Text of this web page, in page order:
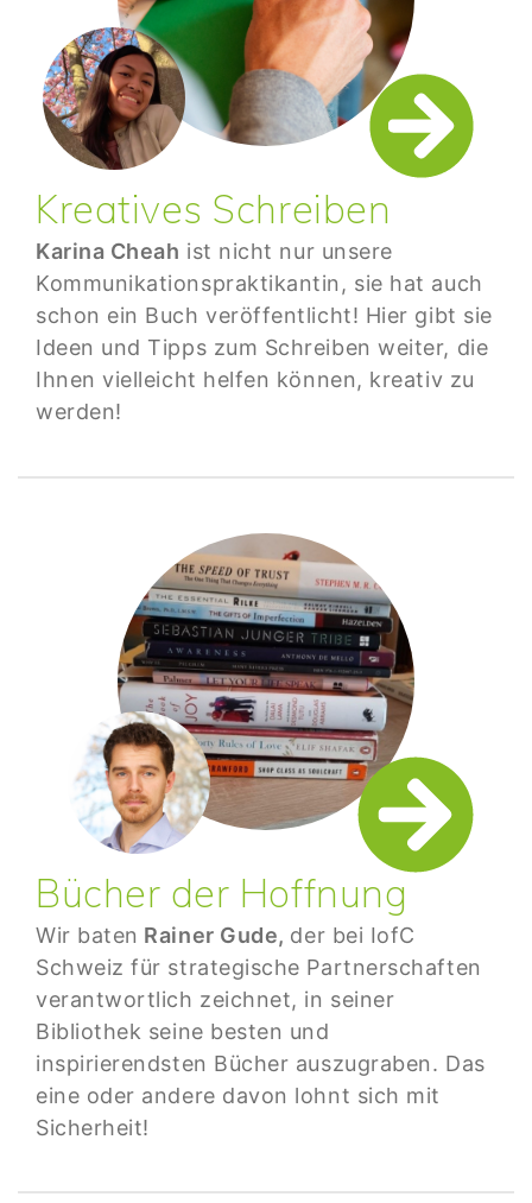
Kreatives Schreiben
Karina Cheah ist nicht nur unsere
Kommunikationspraktikantin, sie hat auch
schon ein Buch veröffentlicht! Hier gibt sie
Ideen und Tipps zum Schreiben weiter, die
Ihnen vielleicht helfen können, kreativ zu
werden!
Bücher der Hoffnung
Wir baten Rainer Gude, der bei IofC
Schweiz für strategische Partnerschaften
verantwortlich zeichnet, in seiner
Bibliothek seine besten und
inspirierendsten Bücher auszugraben. Das
eine oder andere davon lohnt sich mit
Sicherheit!